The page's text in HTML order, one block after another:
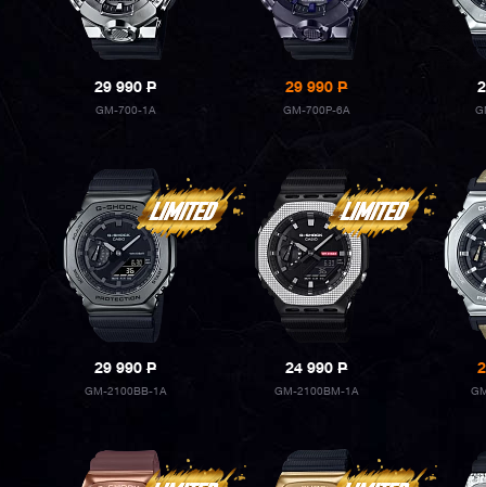
29 990P
GM-700-1A
29 990P
GM-700P-6A
29 990P
GM-2100BB-1A
24 990P
GM-2100BM-1A